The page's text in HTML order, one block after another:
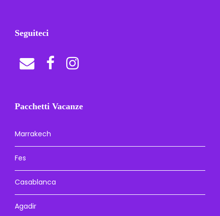
Seguiteci
Pacchetti Vacanze
Marrakech
Fes
Casablanca
Agadir